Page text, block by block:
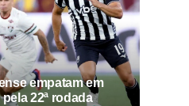
empatam em
22ª rodada